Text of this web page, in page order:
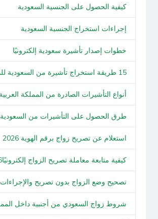
كيفية الحصول على الجنسية السعودية
إجراءات استخراج الجنسية السعودية
خطوات إصدار تأشيرة سعودية إلكترونيًا
15 طريقة استخراج تأشيرة من السعودية للمقيمين
أنواع التأشيرات الصادرة من المملكة
طرق الحصول على التأشيرات من
استعلام عن تصريح زواج برقم الهوية 2026
كيفية متابعة معاملة تصريح الزواج إلكترونيًا2026
تصحيح وضع الزواج بدون تصريح والإجراءات
شروط زواج السعودي من أجنبية داخل